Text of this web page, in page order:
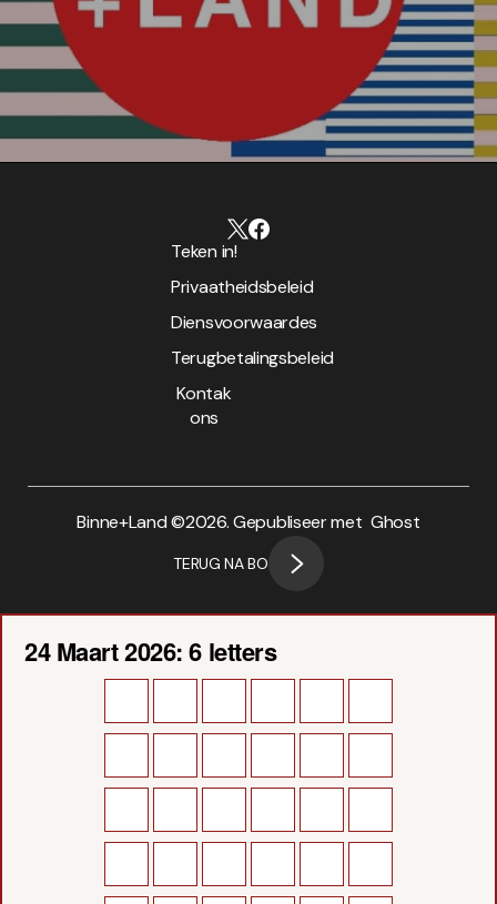
Teken in!
Privaatheidsbeleid
Diensvoorwaardes
Terugbetalingsbeleid
Kontak
ons
Binne+Land ©2026. Gepubliseer met Ghost
TERUG NA BO
24 Maart 2026: 6 letters